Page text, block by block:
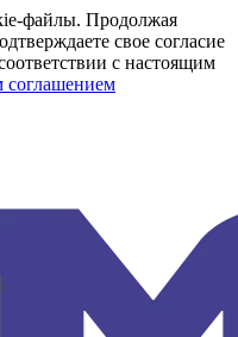
файлы. Продолжая
свое согласие
с настоящим
соглашением